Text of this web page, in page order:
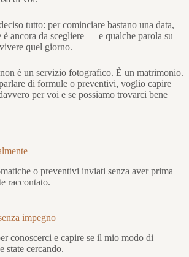
tutto: per cominciare bastano una data,
ancora da scegliere — e qualche parola su
quel giorno.
è un servizio fotografico. È un matrimonio.
di formule o preventivi, voglio capire
per voi e se possiamo trovarci bene
o preventivi inviati senza aver prima
raccontato.
impegno
conoscerci e capire se il mio modo di
state cercando.